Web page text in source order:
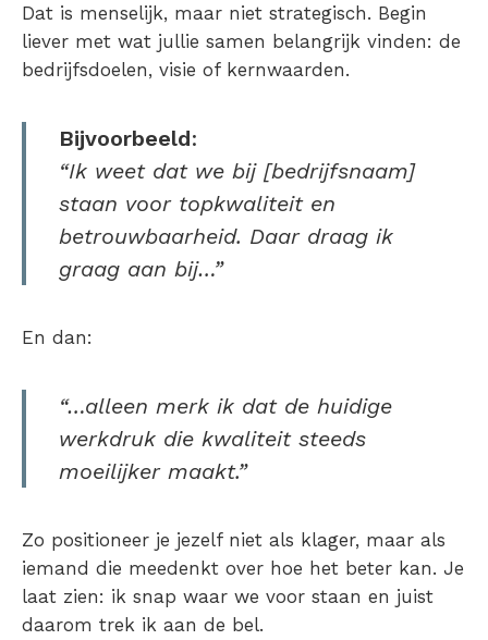
Dat is menselijk, maar niet strategisch. Begin
liever met wat jullie samen belangrijk vinden: de
bedrijfsdoelen, visie of kernwaarden.
Bijvoorbeeld:
“Ik weet dat we bij [bedrijfsnaam]
staan voor topkwaliteit en
betrouwbaarheid. Daar draag ik
graag aan bij…”
En dan:
“…alleen merk ik dat de huidige
werkdruk die kwaliteit steeds
moeilijker maakt.”
Zo positioneer je jezelf niet als klager, maar als
iemand die meedenkt over hoe het beter kan. Je
laat zien: ik snap waar we voor staan en juist
daarom trek ik aan de bel.